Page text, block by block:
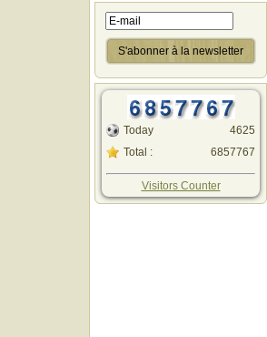
Today
Total :
4625
6857767
Visitors Counter